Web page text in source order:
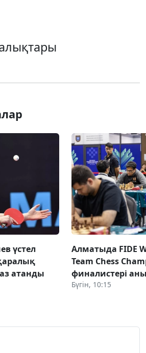
үстел
атанды
Алматыда FIDE
Team Chess
финалистері
Бүгін, 10:15